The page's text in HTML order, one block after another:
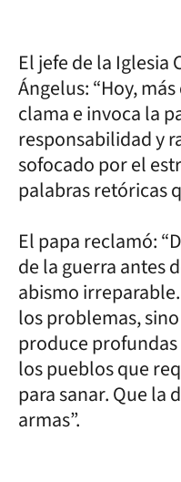
El jefe de la
Ángelus: “Hoy,
clama e invoca la
responsabilidad y
sofocado por el
palabras retóricas
El papa reclamó:
de la guerra antes
abismo
los problemas,
produce
los pueblos que
para sanar. Que la
armas”.